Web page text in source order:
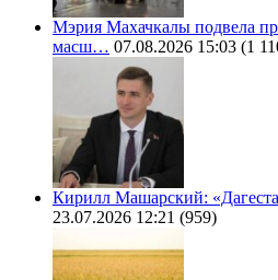
Мэрия Махачкалы подвела
масш… 07.08.2026 15:03 (1
Кирилл Машарский:
23.07.2026 12:21 (959)